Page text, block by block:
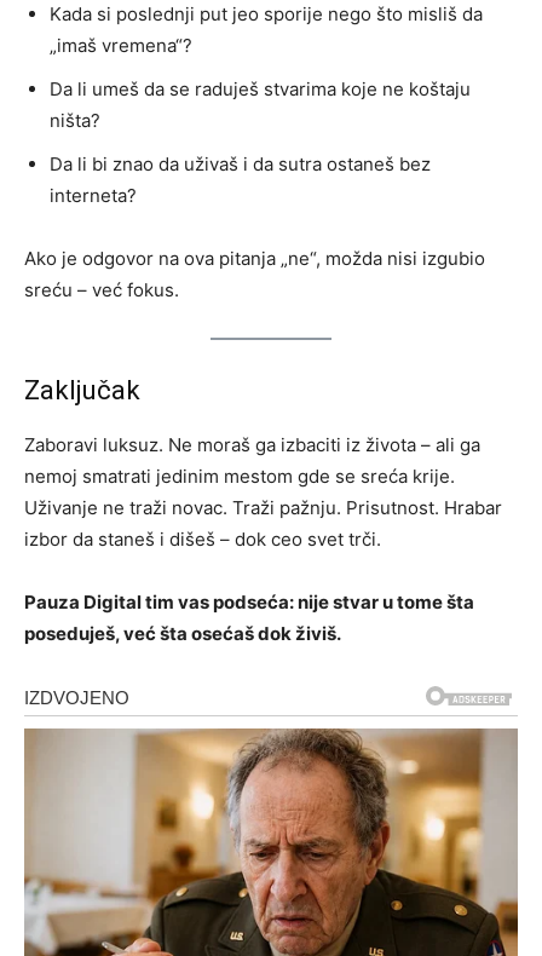
Kada si poslednji put jeo sporije nego što misliš da
„imaš vremena“?
Da li umeš da se raduješ stvarima koje ne koštaju
ništa?
Da li bi znao da uživaš i da sutra ostaneš bez
interneta?
Ako je odgovor na ova pitanja „ne“, možda nisi izgubio
sreću – već fokus.
Zaključak
Zaboravi luksuz. Ne moraš ga izbaciti iz života – ali ga
nemoj smatrati jedinim mestom gde se sreća krije.
Uživanje ne traži novac. Traži pažnju. Prisutnost. Hrabar
izbor da staneš i dišeš – dok ceo svet trči.
Pauza Digital tim vas podseća: nije stvar u tome šta
poseduješ, već šta osećaš dok živiš.